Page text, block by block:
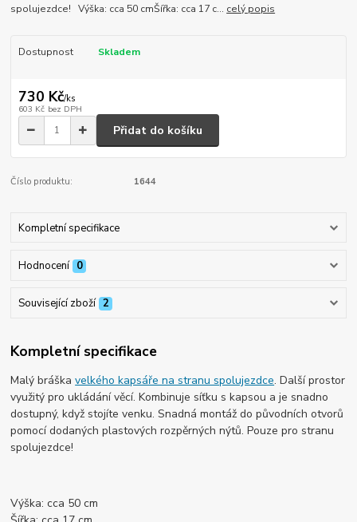
spolujezdce! Výška: cca 50 cmŠířka: cca 17 c... celý popis
Dostupnost Skladem
730 Kč/ks
603 Kč bez DPH
Přidat do košíku
Číslo produktu: 1644
Kompletní specifikace
Hodnocení 0
Související zboží 2
Kompletní specifikace
Malý bráškavelkého kapsáře na stranu spolujezdce. Další prostor
využitý pro ukládání věcí. Kombinuje síťku s kapsou a je snadno
dostupný, když stojíte venku. Snadná montáž do původních otvorů
pomocí dodaných plastových rozpěrných nýtů. Pouze pro stranu
spolujezdce!
Výška: cca 50 cm